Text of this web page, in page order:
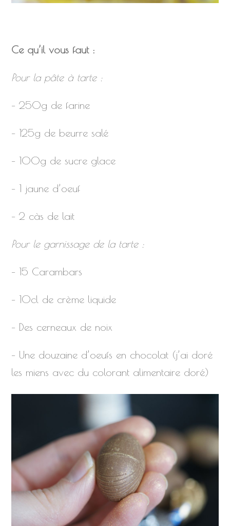
Ce qu’il vous faut :
Pour la pâte à tarte :
– 250g de farine
– 125g de beurre salé
– 100g de sucre glace
– 1 jaune d’oeuf
– 2 càs de lait
Pour le garnissage de la tarte :
– 15 Carambars
– 10cl de crème liquide
– Des cerneaux de noix
– Une douzaine d’oeufs en chocolat (j’ai doré
les miens avec du colorant alimentaire doré)